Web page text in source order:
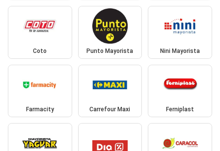
Coto Punto Mayorista Nini Mayorista
Farmacity Carrefour Maxi Ferniplast